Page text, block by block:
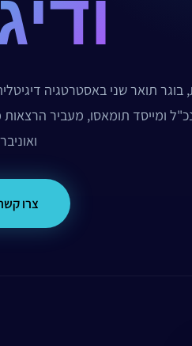
בוגר תואר שני באסטרטגיה
ומייסד תומאסו, מעביר
צרו